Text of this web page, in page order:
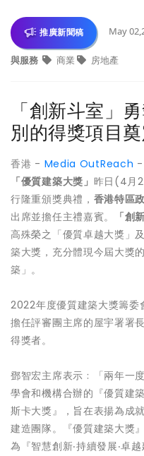
推廣新聞稿 May
與服務 商業 房地產
「創新斗室」
別的得獎項目
香港 - Media OutReach -
「優質建築大獎」 昨日(4月
行隆重頒獎典禮， 香港特區
出席並擔任主禮嘉賓。
「創
高殊榮之「優質卓越大獎」
築大獎，充分體現今屆大獎
築」。
2022年度優質建築大獎籌委
擔任評審團主席的屋宇署署
得獎者。
鄧智宏主席表示﹕「兩年一
學會和機構合辦的『優質建
斯卡大獎』，旨在表揚為成
建造團隊。『優質建築大獎
為『智慧創新‧持續發展‧卓